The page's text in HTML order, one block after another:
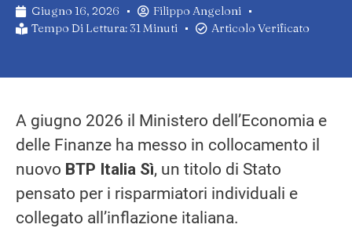
Giugno 16, 2026
Filippo Angeloni
Tempo Di Lettura: 31 Minuti
Articolo Verificato
A giugno 2026 il Ministero dell’Economia e
delle Finanze ha messo in collocamento il
nuovo BTP Italia Sì, un titolo di Stato
pensato per i risparmiatori individuali e
collegato all’inflazione italiana.